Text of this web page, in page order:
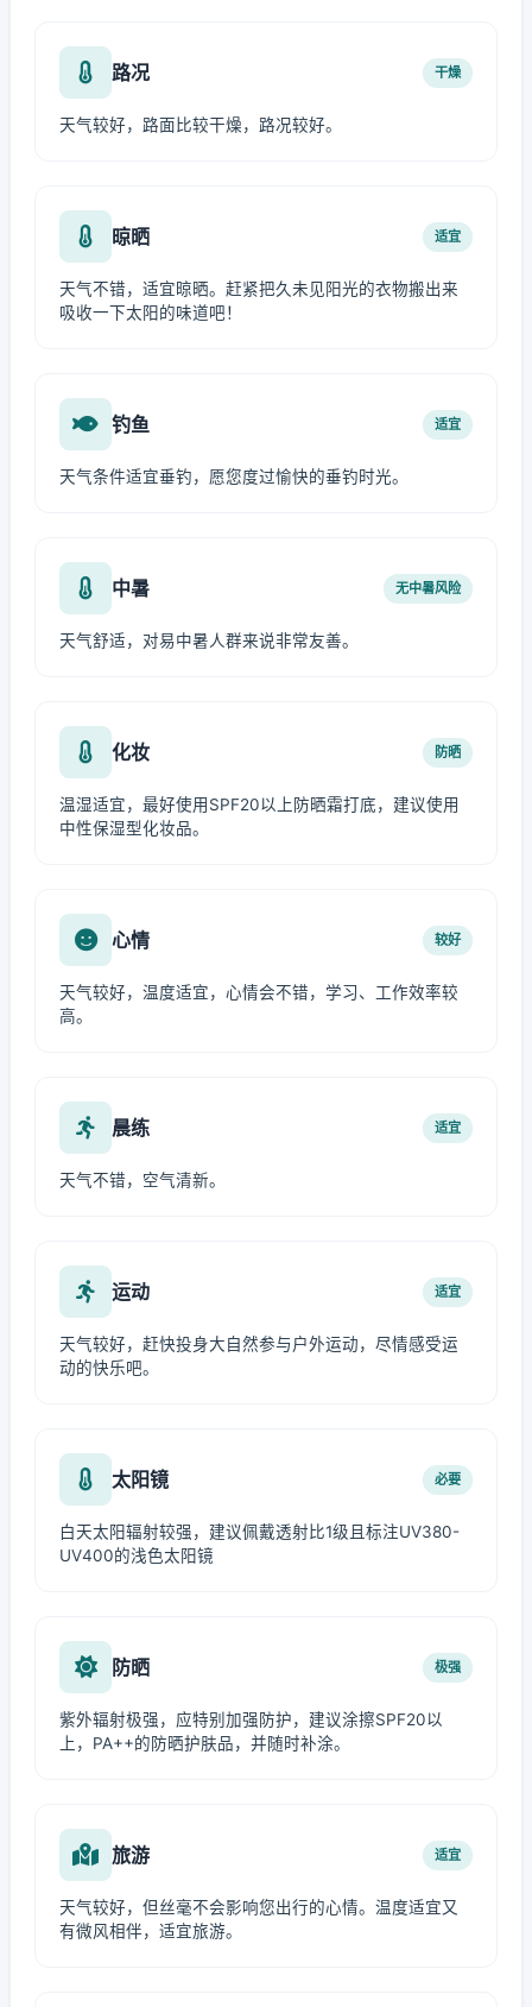
路况 干燥
天气较好，路面比较干燥，路况较好。
晾晒 适宜
天气不错，适宜晾晒。赶紧把久未见阳光的衣物搬出来
吸收一下太阳的味道吧！
钓鱼 适宜
天气条件适宜垂钓，愿您度过愉快的垂钓时光。
中暑 无中暑风险
天气舒适，对易中暑人群来说非常友善。
化妆 防晒
温湿适宜，最好使用SPF20以上防晒霜打底，建议使用
中性保湿型化妆品。
心情 较好
天气较好，温度适宜，心情会不错，学习、工作效率较
高。
晨练 适宜
天气不错，空气清新。
运动 适宜
天气较好，赶快投身大自然参与户外运动，尽情感受运
动的快乐吧。
太阳镜 必要
白天太阳辐射较强，建议佩戴透射比1级且标注UV380-
UV400的浅色太阳镜
防晒 极强
紫外辐射极强，应特别加强防护，建议涂擦SPF20以
上，PA++的防晒护肤品，并随时补涂。
旅游 适宜
天气较好，但丝毫不会影响您出行的心情。温度适宜又
有微风相伴，适宜旅游。